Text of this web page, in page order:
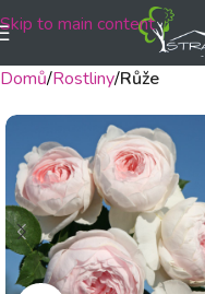
Skip to main content
Domů Rostliny Růže